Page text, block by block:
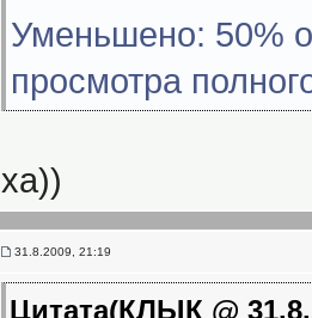
Уменьшено: 50%
просмотра
ха))
31.8.2009, 21:19
Цитата(КЛЫК @